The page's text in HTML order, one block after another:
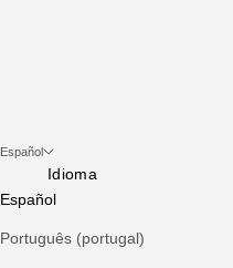
Español
Idioma
Español
Português (portugal)